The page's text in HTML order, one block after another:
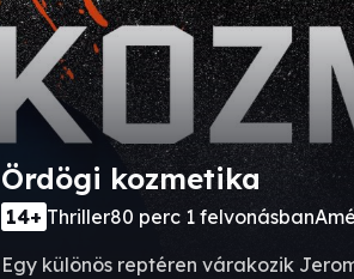
Ördögi kozmetika
14+ Thriller80 perc 1 felvonásban
Egy különös reptéren várakozik